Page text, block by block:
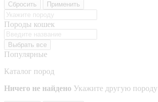
Сбросить Применить
Породы кошек
Выбрать все
Популярные
Каталог пород
Ничего не найдено Укажите другую породу